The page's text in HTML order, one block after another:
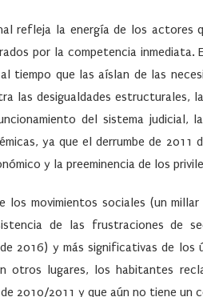
refleja la energía de los actores
por la competencia
tiempo que las aíslan de las
las desigualdades estructurales,
del sistema judicial,
ya que el derrumbe de
y la preeminencia de los
los movimientos sociales (un
de las frustraciones de
2016) y más significativas de
otros lugares, los habitantes
2010/2011 y que aún no tiene un